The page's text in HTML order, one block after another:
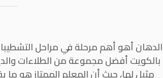
الدهان أهو أهم مرحلة في مراحل
بالكويت أفضل مجموعة من الطلاءات
مثيل لها، حيث أن المعلم الممتاز هو